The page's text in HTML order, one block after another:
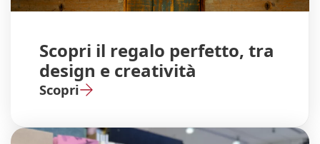
Scopri il regalo perfetto, tra
design e creatività
Scopri